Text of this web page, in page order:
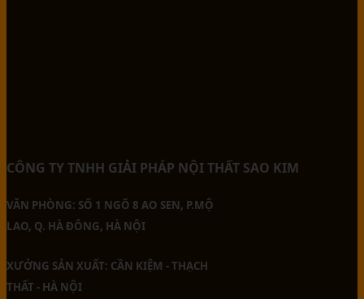
CÔNG TY TNHH GIẢI PHÁP NỘI THẤT SAO KIM
VĂN PHÒNG: SỐ 1 NGÕ 8 AO SEN, P.MỘ
LAO, Q. HÀ ĐÔNG, HÀ NỘI
XƯỞNG SẢN XUẤT: CẦN KIỆM - THẠCH
THẤT - HÀ NỘI